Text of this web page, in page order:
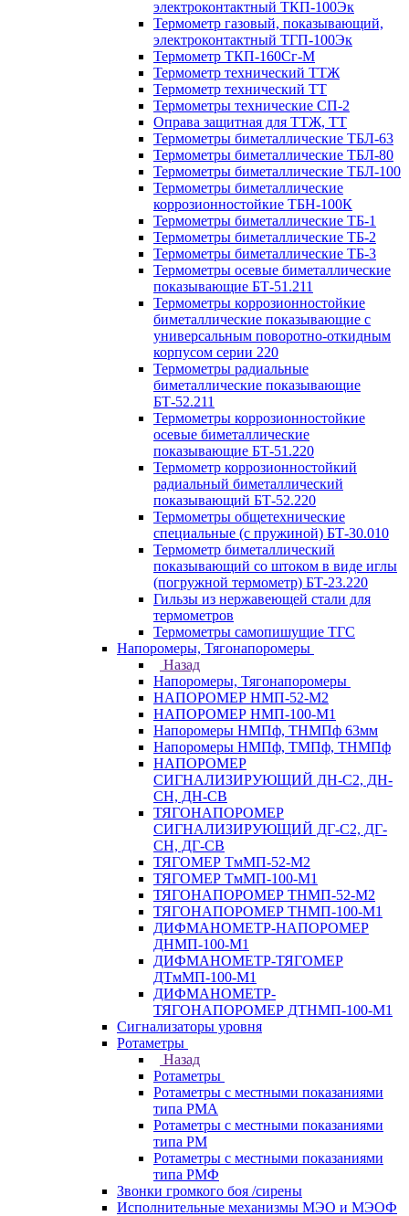
электроконтактный ТКП-100Эк
Термометр газовый, показывающий,
электроконтактный ТГП-100Эк
Термометр ТКП-160Сг-М
Термометр технический ТТЖ
Термометр технический ТТ
Термометры технические СП-2
Оправа защитная для ТТЖ, ТТ
Термометры биметаллические ТБЛ-63
Термометры биметаллические ТБЛ-80
Термометры биметаллические ТБЛ-100
Термометры биметаллические
коррозионностойкие ТБН-100К
Термометры биметаллические ТБ-1
Термометры биметаллические ТБ-2
Термометры биметаллические ТБ-3
Термометры осевые биметаллические
показывающие БТ-51.211
Термометры коррозионностойкие
биметаллические показывающие с
универсальным поворотно-откидным
корпусом серии 220
Термометры радиальные
биметаллические показывающие
БТ-52.211
Термометры коррозионностойкие
осевые биметаллические
показывающие БТ-51.220
Термометр коррозионностойкий
радиальный биметаллический
показывающий БТ-52.220
Термометры общетехнические
специальные (с пружиной) БТ-30.010
Термометр биметаллический
показывающий со штоком в виде иглы
(погружной термометр) БТ-23.220
Гильзы из нержавеющей стали для
термометров
Термометры самопишущие ТГС
Напоромеры, Тягонапоромеры
Назад
Напоромеры, Тягонапоромеры
НАПОРОМЕР НМП-52-М2
НАПОРОМЕР НМП-100-М1
Напоромеры НМПф, ТНМПф 63мм
Напоромеры НМПф, ТМПф, ТНМПф
НАПОРОМЕР
СИГНАЛИЗИРУЮЩИЙ ДН-С2, ДН-
СН, ДН-СВ
ТЯГОНАПОРОМЕР
СИГНАЛИЗИРУЮЩИЙ ДГ-С2, ДГ-
СН, ДГ-СВ
ТЯГОМЕР ТмМП-52-М2
ТЯГОМЕР ТмМП-100-М1
ТЯГОНАПОРОМЕР ТНМП-52-М2
ТЯГОНАПОРОМЕР ТНМП-100-М1
ДИФМАНОМЕТР-НАПОРОМЕР
ДНМП-100-М1
ДИФМАНОМЕТР-ТЯГОМЕР
ДТмМП-100-М1
ДИФМАНОМЕТР-
ТЯГОНАПОРОМЕР ДТНМП-100-М1
Сигнализаторы уровня
Ротаметры
Назад
Ротаметры
Ротаметры с местными показаниями
типа РМА
Ротаметры с местными показаниями
типа РМ
Ротаметры с местными показаниями
типа РМФ
Звонки громкого боя /сирены
Исполнительные механизмы МЭО и МЭОФ